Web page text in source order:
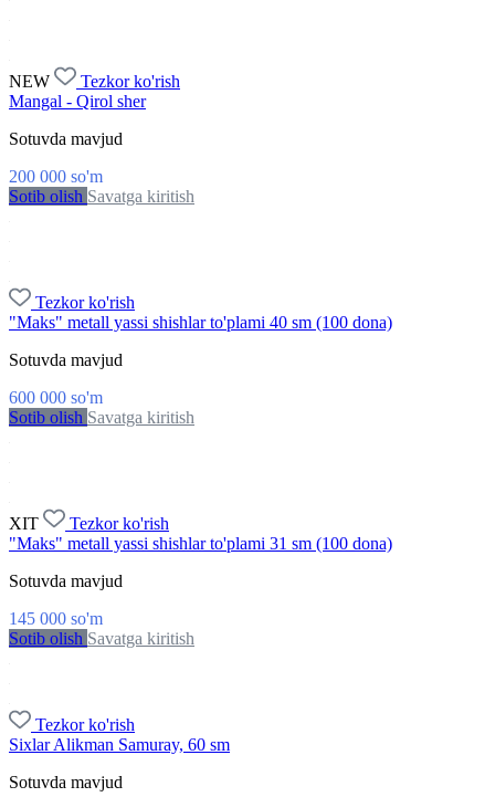
NEW
Tezkor ko'rish
Mangal - Qirol sher
Sotuvda mavjud
200 000 so'm
Sotib olish Savatga kiritish
Tezkor ko'rish
"Maks" metall yassi shishlar to'plami 40 sm (100 dona)
Sotuvda mavjud
600 000 so'm
Sotib olish Savatga kiritish
XIT
Tezkor ko'rish
"Maks" metall yassi shishlar to'plami 31 sm (100 dona)
Sotuvda mavjud
145 000 so'm
Sotib olish Savatga kiritish
Tezkor ko'rish
Sixlar Alikman Samuray, 60 sm
Sotuvda mavjud